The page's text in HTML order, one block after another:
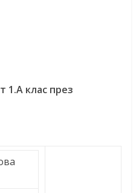
1.А клас през